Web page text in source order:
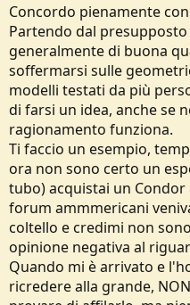
Concordo pienamente
Partendo dal
generalmente di buona
soffermarsi sulle
modelli testati da più
di farsi un idea, anche se
ragionamento funziona.
Ti faccio un esempio,
ora non sono certo un
tubo) acquistai un
forum ammmericani
coltello e credimi non
opinione negativa al
Quando mi è arrivato e
ricredere alla grande,